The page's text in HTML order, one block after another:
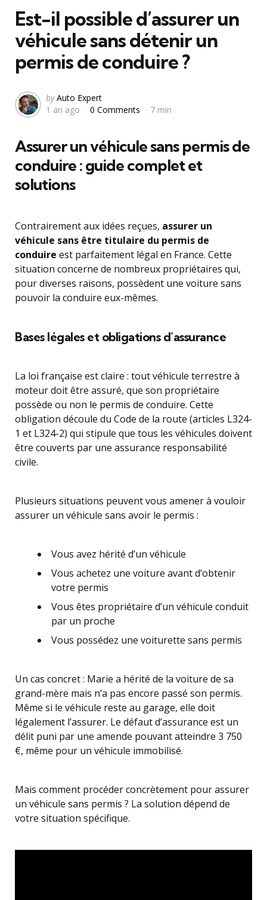
Est-il possible d’assurer un
véhicule sans détenir un
permis de conduire ?
Posted
by
by Auto Expert
1 an ago
0 Comments 7 min
Assurer un véhicule sans permis de
conduire : guide complet et
solutions
Contrairement aux idées reçues, assurer un
véhicule sans être titulaire du permis de
conduire est parfaitement légal en France. Cette
situation concerne de nombreux propriétaires qui,
pour diverses raisons, possèdent une voiture sans
pouvoir la conduire eux-mêmes.
Bases légales et obligations d’assurance
La loi française est claire : tout véhicule terrestre à
moteur doit être assuré, que son propriétaire
possède ou non le permis de conduire. Cette
obligation découle du Code de la route (articles L324-
1 et L324-2) qui stipule que tous les véhicules doivent
être couverts par une assurance responsabilité
civile.
Plusieurs situations peuvent vous amener à vouloir
assurer un véhicule sans avoir le permis :
Vous avez hérité d’un véhicule
Vous achetez une voiture avant d’obtenir
votre permis
Vous êtes propriétaire d’un véhicule conduit
par un proche
Vous possédez une voiturette sans permis
Un cas concret : Marie a hérité de la voiture de sa
grand-mère mais n’a pas encore passé son permis.
Même si le véhicule reste au garage, elle doit
légalement l’assurer. Le défaut d’assurance est un
délit puni par une amende pouvant atteindre 3 750
€, même pour un véhicule immobilisé.
Mais comment procéder concrètement pour assurer
un véhicule sans permis ? La solution dépend de
votre situation spécifique.